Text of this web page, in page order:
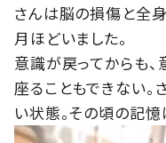
さんは脳の損傷と全
月ほどいました。
意識が戻ってからも、
座ることもできない。
い状態。その頃の記憶